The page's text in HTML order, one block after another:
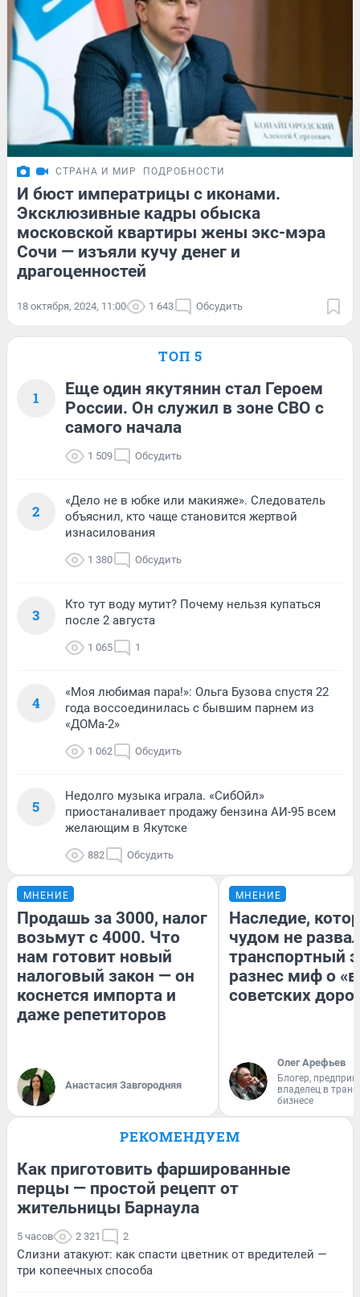
СТРАНА И МИР ПОДРОБНОСТИ
И бюст императрицы с иконами.
Эксклюзивные кадры обыска
московской квартиры жены экс-мэра
Сочи — изъяли кучу денег и
драгоценностей
18 октября, 2024, 11:00 1 643 Обсудить
ТОП 5
1
Еще один якутянин стал Героем
России. Он служил в зоне СВО с
самого начала
1 509 Обсудить
2
«Дело не в юбке или макияже». Следователь
объяснил, кто чаще становится жертвой
изнасилования
1 380 Обсудить
3
Кто тут воду мутит? Почему нельзя купаться
после 2 августа
1 065 1
4
«Моя любимая пара!»: Ольга Бузова спустя 22
года воссоединилась с бывшим парнем из
«ДОМа-2»
1 062 Обсудить
5
Недолго музыка играла. «СибОйл»
приостаналивает продажу бензина АИ-95 всем
желающим в Якутске
882 Обсудить
МНЕНИЕ
Продашь за 3000, налог
возьмут с 4000. Что
нам готовит новый
налоговый закон — он
коснется импорта и
даже репетиторов
Анастасия Завгородняя
МНЕНИЕ
Наследие,
чудом не
транспортный
разнес миф о
советских
Олег Арефьев
Блогер,
владелец в
бизнесе
РЕКОМЕНДУЕМ
Как приготовить фаршированные
перцы — простой рецепт от
жительницы Барнаула
5 часов 2 321 2
Слизни атакуют: как спасти цветник от вредителей —
три копеечных способа